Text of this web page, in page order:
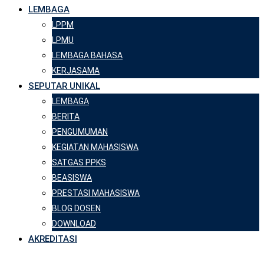
LEMBAGA
LPPM
LPMU
LEMBAGA BAHASA
KERJASAMA
SEPUTAR UNIKAL
LEMBAGA
BERITA
PENGUMUMAN
KEGIATAN MAHASISWA
SATGAS PPKS
BEASISWA
PRESTASI MAHASISWA
BLOG DOSEN
DOWNLOAD
AKREDITASI